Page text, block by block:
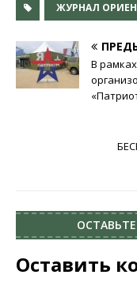
ЖУРНАЛ
В
Оставить